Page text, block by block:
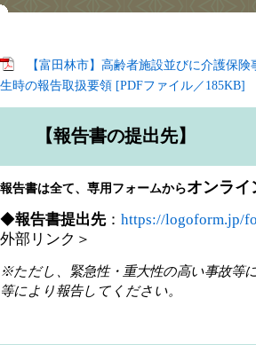
【富田林市】高齢者施設並びに介護保
生時の報告取扱要領 [PDFファイル／185KB]
【報告書の提出先】
報告書は全て、専用フォームからオンライ
◆報告書提出先： https://logoform.jp/
外部リンク＞
※ただし、緊急性・重大性の高い事故等
等により報告してください。